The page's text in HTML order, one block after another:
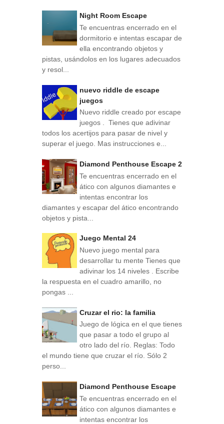
Night Room Escape
Te encuentras encerrado en el
dormitorio e intentas escapar de
ella encontrando objetos y
pistas, usándolos en los lugares adecuados
y resol...
nuevo riddle de escape
juegos
Nuevo riddle creado por escape
juegos . Tienes que adivinar
todos los acertijos para pasar de nivel y
superar el juego. Mas instrucciones e...
Diamond Penthouse Escape 2
Te encuentras encerrado en el
ático con algunos diamantes e
intentas encontrar los
diamantes y escapar del ático encontrando
objetos y pista...
Juego Mental 24
Nuevo juego mental para
desarrollar tu mente Tienes que
adivinar los 14 niveles . Escribe
la respuesta en el cuadro amarillo, no
pongas ...
Cruzar el rio: la familia
Juego de lógica en el que tienes
que pasar a todo el grupo al
otro lado del río. Reglas: Todo
el mundo tiene que cruzar el río. Sólo 2
perso...
Diamond Penthouse Escape
Te encuentras encerrado en el
ático con algunos diamantes e
intentas encontrar los